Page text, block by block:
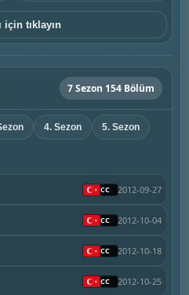
için tıklayın
7 Sezon 154 Bölüm
4. Sezon 5. Sezon
2012-09-27
2012-10-04
2012-10-18
2012-10-25